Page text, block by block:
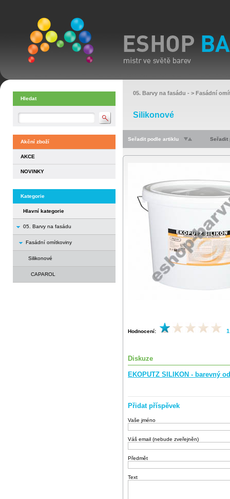
Hledat
Akční zboží
AKCE
NOVINKY
Kategorie
Hlavní kategorie
05. Barvy na fasádu
Fasádní omítkoviny
Silikonové
CAPAROL
05. Barvy na fasádu - > Fasádní
Silikonové
Seřadit podle artiklu Seřadit
Hodnocení:
Diskuze
EKOPUTZ SILIKON - barevný
Přidat příspěvek
Vaše jméno
Váš email (nebude zveřejněn)
Předmět
Text